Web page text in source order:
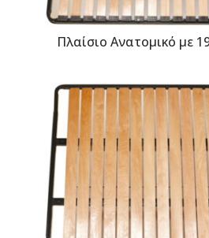
Πλαίσιο Ανατομικό με